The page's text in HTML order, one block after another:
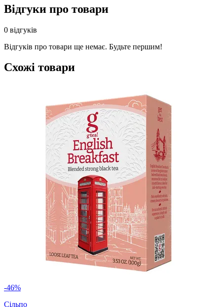
Відгуки про товари
0 відгуків
Відгуків про товари ще немає. Будьте першим!
Схожі товари
-46%
Сільпо